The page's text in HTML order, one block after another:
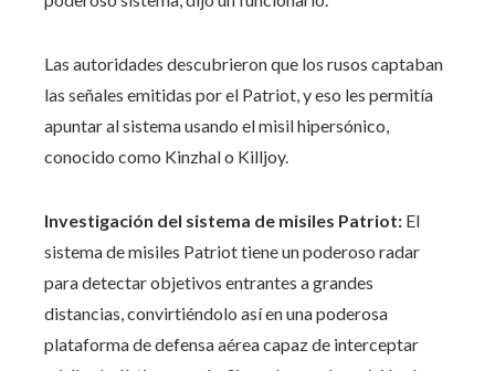
Las autoridades descubrieron que los rusos captaban
las señales emitidas por el Patriot, y eso les permitía
apuntar al sistema usando el misil hipersónico,
conocido como Kinzhal o Killjoy.
Investigación del sistema de misiles Patriot: El
sistema de misiles Patriot tiene un poderoso radar
para detectar objetivos entrantes a grandes
distancias, convirtiéndolo así en una poderosa
plataforma de defensa aérea capaz de interceptar